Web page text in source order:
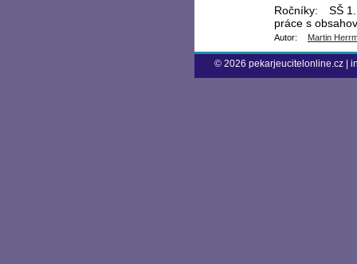
Ročníky:
SŠ
práce s
Autor: Martin
© 2026 pekarjeucitelonline.cz